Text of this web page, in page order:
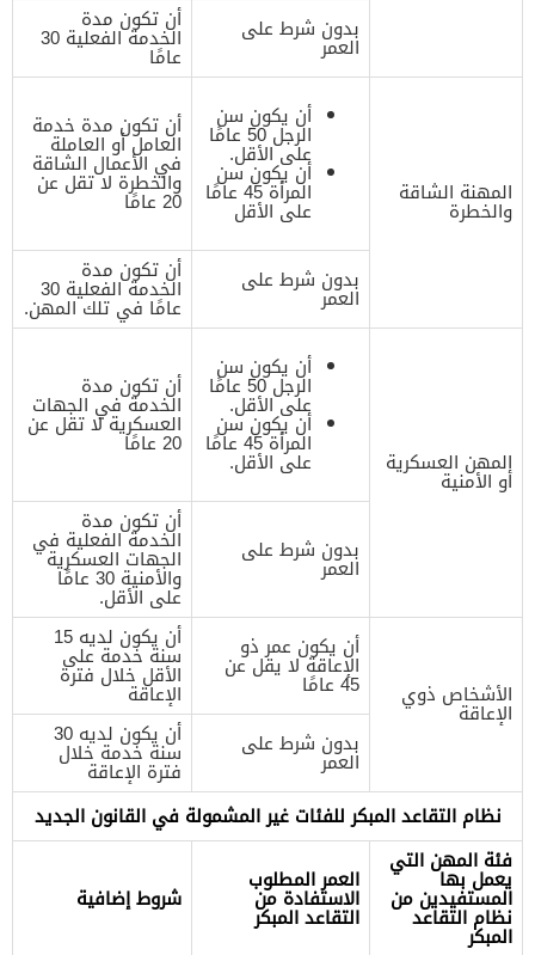
بدون شرط على
العمر
أن تكون مدة
الخدمة الفعلية 30
عامًا
المهنة الشاقة
والخطرة
أن يكون سن
الرجل 50 عامًا
على الأقل.
أن يكون سن
المرأة 45 عامًا
على الأقل
أن تكون مدة خدمة
العامل أو العاملة
في الأعمال الشاقة
والخطرة لا تقل عن
20 عامًا
بدون شرط على
العمر
أن تكون مدة
الخدمة الفعلية 30
عامًا في تلك المهن.
المهن العسكرية
أو الأمنية
أن يكون سن
الرجل 50 عامًا
على الأقل.
أن يكون سن
المرأة 45 عامًا
على الأقل.
أن تكون مدة
الخدمة في الجهات
العسكرية لا تقل عن
20 عامًا
بدون شرط على
العمر
أن تكون مدة
الخدمة الفعلية في
الجهات العسكرية
والأمنية 30 عامًا
على الأقل.
الأشخاص ذوي
الإعاقة
أن يكون عمر ذو
الإعاقة لا يقل عن
45 عامًا
أن يكون لديه 15
سنة خدمة على
الأقل خلال فترة
الإعاقة
بدون شرط على
العمر
أن يكون لديه 30
سنة خدمة خلال
فترة الإعاقة
نظام التقاعد المبكر للفئات غير المشمولة في القانون الجديد
فئة المهن التي
يعمل بها
المستفيدين من
نظام التقاعد
المبكر
العمر المطلوب
الاستفادة من
التقاعد المبكر
شروط إضافية